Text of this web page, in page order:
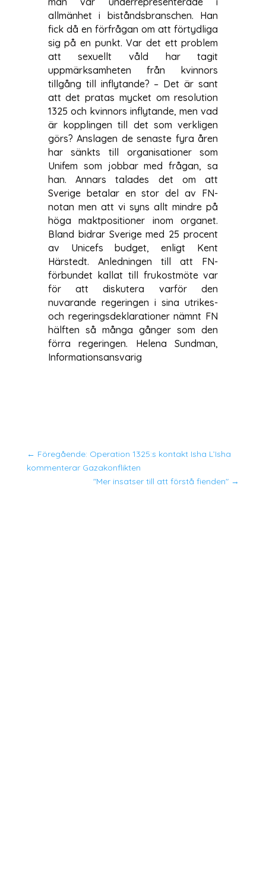
allmänhet i biståndsbranschen. Han
fick då en förfrågan om att förtydliga
sig på en punkt. Var det ett problem
att sexuellt våld har tagit
uppmärksamheten från kvinnors
tillgång till inflytande? – Det är sant
att det pratas mycket om resolution
1325 och kvinnors inflytande, men vad
är kopplingen till det som verkligen
görs? Anslagen de senaste fyra åren
har sänkts till organisationer som
Unifem som jobbar med frågan, sa
han. Annars talades det om att
Sverige betalar en stor del av FN-
notan men att vi syns allt mindre på
höga maktpositioner inom organet.
Bland bidrar Sverige med 25 procent
av Unicefs budget, enligt Kent
Härstedt. Anledningen till att FN-
förbundet kallat till frukostmöte var
för att diskutera varför den
nuvarande regeringen i sina utrikes-
och regeringsdeklarationer nämnt FN
hälften så många gånger som den
förra regeringen. Helena Sundman,
Informationsansvarig
← Föregående: Operation 1325:s kontakt Isha L’Isha
kommenterar Gazakonflikten
"Mer insatser till att förstå fienden" →